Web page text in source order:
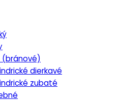
dierkavé
zubaté